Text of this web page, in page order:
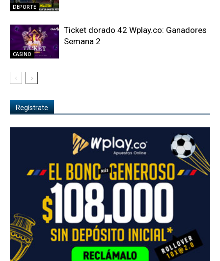
DEPORTE
CASINO
Ticket dorado 42 Wplay.co: Ganadores
Semana 2
Regístrate